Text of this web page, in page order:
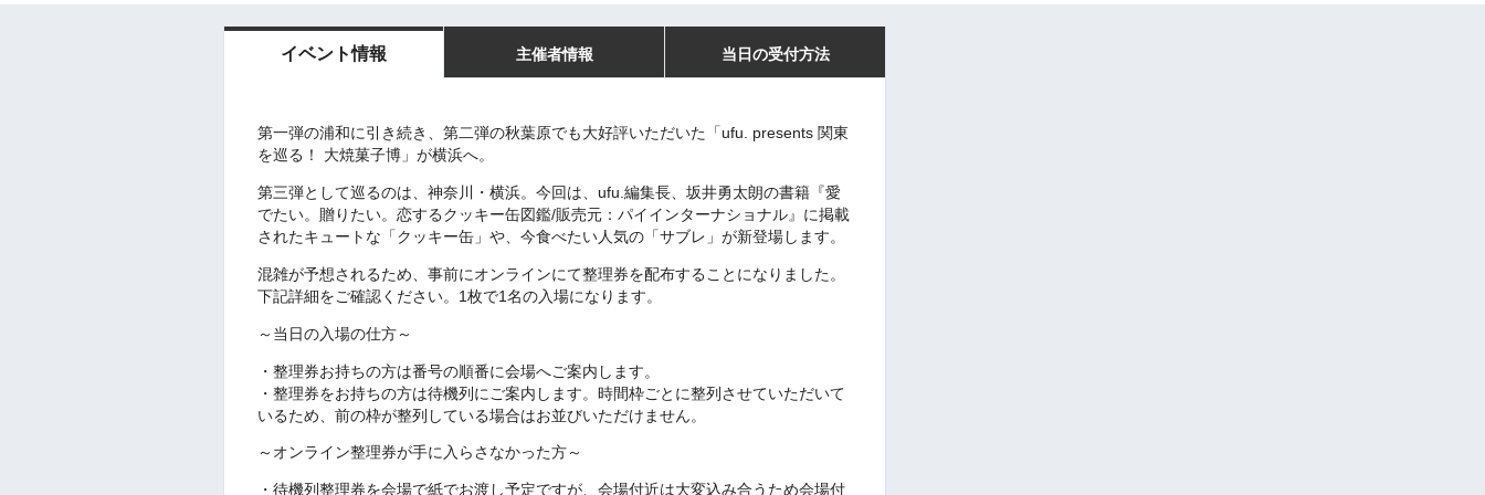
イベント情報 主催者情報 当日の受付方法
第一弾の浦和に引き続き、第二弾の秋葉原でも大好評いただいた「ufu. presents 関東
を巡る！ 大焼菓子博」が横浜へ。
第三弾として巡るのは、神奈川・横浜。今回は、ufu.編集長、坂井勇太朗の書籍『愛
でたい。贈りたい。恋するクッキー缶図鑑/販売元：パイインターナショナル』に掲載
されたキュートな「クッキー缶」や、今食べたい人気の「サブレ」が新登場します。
混雑が予想されるため、事前にオンラインにて整理券を配布することになりました。
下記詳細をご確認ください。1枚で1名の入場になります。
～当日の入場の仕方～
・整理券お持ちの方は番号の順番に会場へご案内します。
・整理券をお持ちの方は待機列にご案内します。時間枠ごとに整列させていただいて
いるため、前の枠が整列している場合はお並びいただけません。
～オンライン整理券が手に入らさなかった方～
・待機列整理券を会場で紙でお渡し予定ですが、会場付近は大変込み合うため会場付